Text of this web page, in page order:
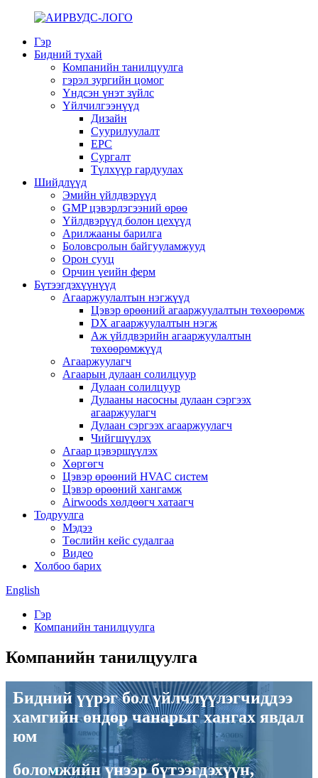
Гэр
Бидний тухай
Компанийн танилцуулга
гэрэл зургийн цомог
Үндсэн үнэт зүйлс
Үйлчилгээнүүд
Дизайн
Суурилуулалт
EPC
Сургалт
Түлхүүр гардуулах
Шийдлүүд
Эмийн үйлдвэрүүд
GMP цэвэрлэгээний өрөө
Үйлдвэрүүд болон цехүүд
Арилжааны барилга
Боловсролын байгууламжууд
Орон сууц
Орчин үеийн ферм
Бүтээгдэхүүнүүд
Агааржуулалтын нэгжүүд
Цэвэр өрөөний агааржуулалтын төхөөрөмж
DX агааржуулалтын нэгж
Аж үйлдвэрийн агааржуулалтын
төхөөрөмжүүд
Агааржуулагч
Агаарын дулаан солилцуур
Дулаан солилцуур
Дулааны насосны дулаан сэргээх
агааржуулагч
Дулаан сэргээх агааржуулагч
Чийгшүүлэх
Агаар цэвэршүүлэх
Хөргөгч
Цэвэр өрөөний HVAC систем
Цэвэр өрөөний хангамж
Airwoods хөлдөөгч хатаагч
Тодруулга
Мэдээ
Төслийн кейс судалгаа
Видео
Холбоо барих
English
Гэр
Компанийн танилцуулга
Компанийн танилцуулга
Бидний үүрэг бол үйлчлүүлэгчиддээ
хамгийн өндөр чанарыг хангах явдал
юм
боломжийн үнээр бүтээгдэхүүн,